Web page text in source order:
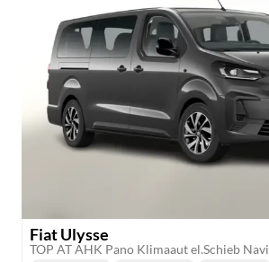
Fiat Ulysse
TOP AT AHK Pano Klimaaut el.Schieb Navi